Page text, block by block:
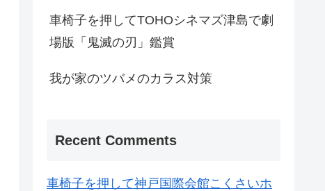
車椅子を押してTOHOシネマズ津島で劇
場版「鬼滅の刃」鑑賞
我が家のツバメのカラス対策
Recent Comments
車椅子を押して神戸国際会館こくさいホ